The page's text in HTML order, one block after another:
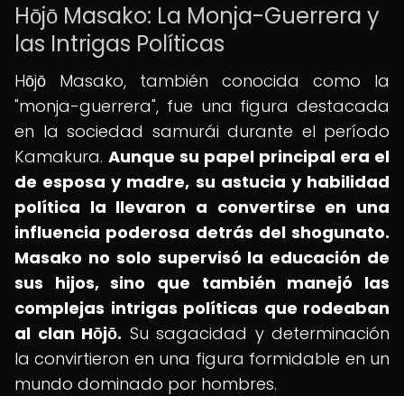
Hōjō Masako: La Monja-Guerrera y
las Intrigas Políticas
Hōjō Masako, también conocida como la
"monja-guerrera", fue una figura destacada
en la sociedad samurái durante el período
Kamakura. Aunque su papel principal era el
de esposa y madre, su astucia y habilidad
política la llevaron a convertirse en una
influencia poderosa detrás del shogunato.
Masako no solo supervisó la educación de
sus hijos, sino que también manejó las
complejas intrigas políticas que rodeaban
al clan Hōjō. Su sagacidad y determinación
la convirtieron en una figura formidable en un
mundo dominado por hombres.